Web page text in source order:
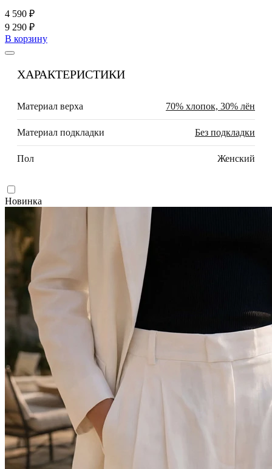
4 590 ₽
9 290 ₽
В корзину
ХАРАКТЕРИСТИКИ
Материал верха 70% хлопок, 30% лён
Материал подкладки Без подкладки
Пол Женский
Новинка